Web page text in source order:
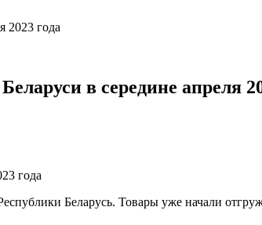
2023 года
в середине апреля
Беларусь. Товары уже начали